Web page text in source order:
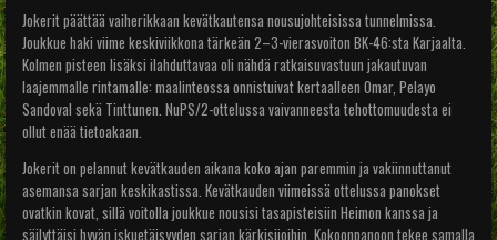
Jokerit päättää vaiherikkaan kevätkautensa nousujohteisissa tunnelmissa.
Joukkue haki viime keskiviikkona tärkeän 2–3-vierasvoiton BK-46:sta Karjaalta.
Kolmen pisteen lisäksi ilahduttavaa oli nähdä ratkaisuvastuun jakautuvan
laajemmalle rintamalle: maalinteossa onnistuivat kertaalleen Omar, Pelayo
Sandoval sekä Tinttunen. NuPS/2-ottelussa vaivanneesta tehottomuudesta ei
ollut enää tietoakaan.
Jokerit on pelannut kevätkauden aikana koko ajan paremmin ja vakiinnuttanut
asemansa sarjan keskikastissa. Kevätkauden viimeissä ottelussa panokset
ovatkin kovat, sillä voitolla joukkue nousisi tasapisteisiin Heimon kanssa ja
säilyttäisi hyvän iskuetäisyyden sarjan kärkisijoihin. Kokoonpanoon tekee samalla